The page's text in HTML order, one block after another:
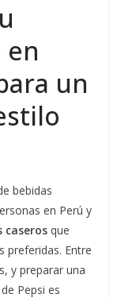
un
bebidas
en Perú y
caseros que
preferidas. Entre
y preparar una
Pepsi es